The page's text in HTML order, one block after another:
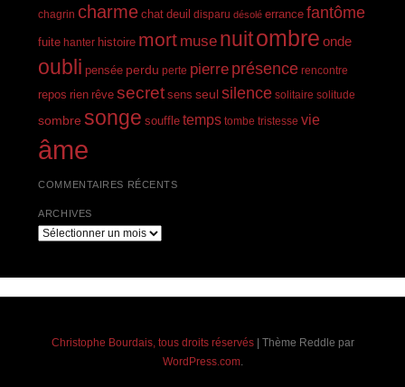
chagrin charme chat deuil disparu désolé errance fantôme
fuite hanter histoire mort muse nuitombre onde
oubli pensée perdu perte pierre présence rencontre
repos rien rêve secret sens seul silence solitaire solitude
sombre songe souffle temps tombe tristesse vie
âme
COMMENTAIRES RÉCENTS
ARCHIVES
Archives
Christophe Bourdais, tous droits réservés
Thème Reddle par
WordPress.com.